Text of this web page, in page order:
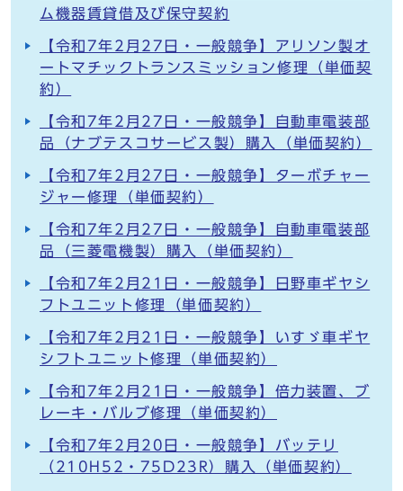
ム機器賃貸借及び保守契約
【令和7年2月27日・一般競争】アリソン製オ
ートマチックトランスミッション修理（単価契
約）
【令和7年2月27日・一般競争】自動車電装部
品（ナブテスコサービス製）購入（単価契約）
【令和7年2月27日・一般競争】ターボチャー
ジャー修理（単価契約）
【令和7年2月27日・一般競争】自動車電装部
品（三菱電機製）購入（単価契約）
【令和7年2月21日・一般競争】日野車ギヤシ
フトユニット修理（単価契約）
【令和7年2月21日・一般競争】いすゞ車ギヤ
シフトユニット修理（単価契約）
【令和7年2月21日・一般競争】倍力装置、ブ
レーキ・バルブ修理（単価契約）
【令和7年2月20日・一般競争】バッテリ
（210H52・75D23R）購入（単価契約）